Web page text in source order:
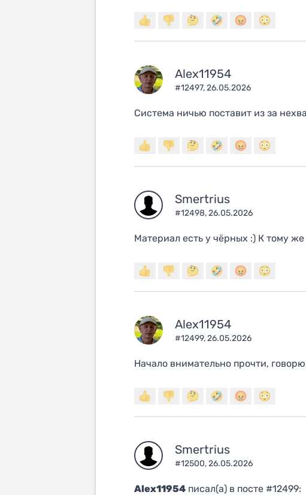
Alex11954
#12497,26.05.2026
Система ничью поставит из за
Smertrius
#12498,26.05.2026
Материал есть у чёрных :) К тому
Alex11954
#12499,26.05.2026
Начало внимательно прочти,
Smertrius
#12500,26.05.2026
Alex11954 писал(a) в посте #12499: